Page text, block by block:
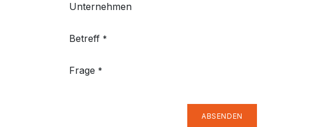
Unternehmen
Betreff *
Frage *
ABSENDEN